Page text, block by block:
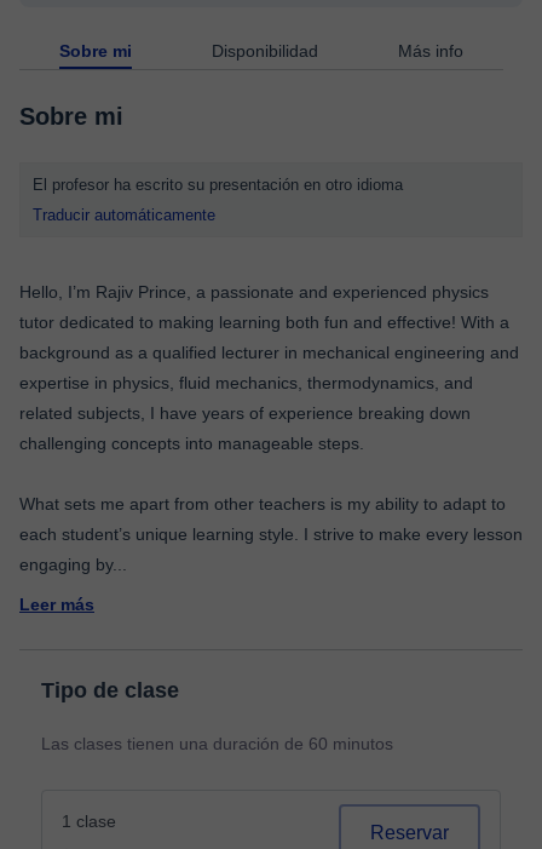
Sobre mi Disponibilidad Más info
Sobre mi
El profesor ha escrito su presentación en otro idioma
Traducir automáticamente
Hello, I’m Rajiv Prince, a passionate and experienced physics
tutor dedicated to making learning both fun and effective! With a
background as a qualified lecturer in mechanical engineering and
expertise in physics, fluid mechanics, thermodynamics, and
related subjects, I have years of experience breaking down
challenging concepts into manageable steps.
What sets me apart from other teachers is my ability to adapt to
each student’s unique learning style. I strive to make every lesson
engaging by...
Leer más
Tipo de clase
Las clases tienen una duración de 60 minutos
1 clase
Reservar